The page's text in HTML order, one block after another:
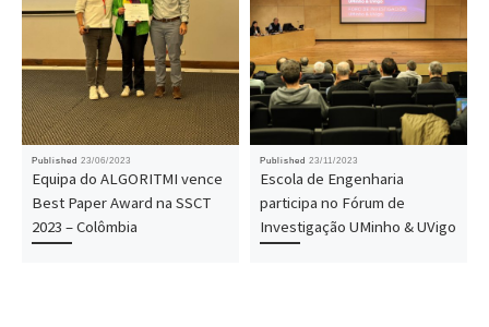
Published 23/06/2023
Equipa do ALGORITMI vence
Best Paper Award na SSCT
2023 – Colômbia
Published 23/11/2023
Escola de Engenharia
participa no Fórum de
Investigação UMinho & UVigo